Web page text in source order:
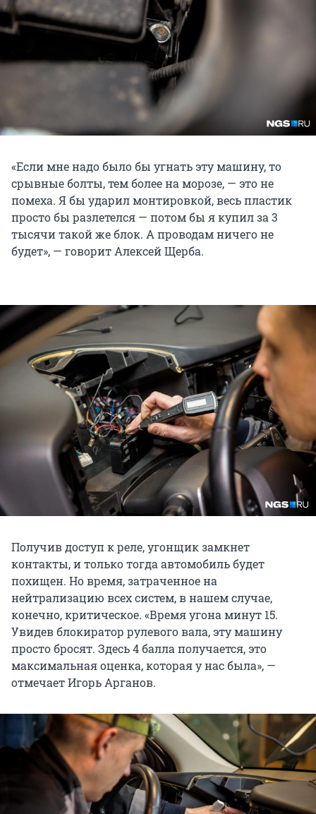
«Если мне надо было бы угнать эту машину, то
срывные болты, тем более на морозе, — это не
помеха. Я бы ударил монтировкой, весь пластик
просто бы разлетелся — потом бы я купил за 3
тысячи такой же блок. А проводам ничего не
будет», — говорит Алексей Щерба.
Получив доступ к реле, угонщик замкнет
контакты, и только тогда автомобиль будет
похищен. Но время, затраченное на
нейтрализацию всех систем, в нашем случае,
конечно, критическое. «Время угона минут 15.
Увидев блокиратор рулевого вала, эту машину
просто бросят. Здесь 4 балла получается, это
максимальная оценка, которая у нас была», —
отмечает Игорь Арганов.